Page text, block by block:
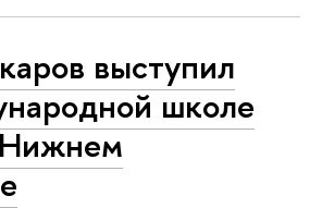
выступил
школе